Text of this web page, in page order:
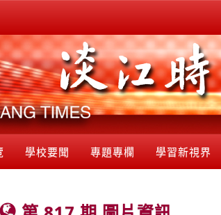
學校要聞 專題專欄 學習新視界